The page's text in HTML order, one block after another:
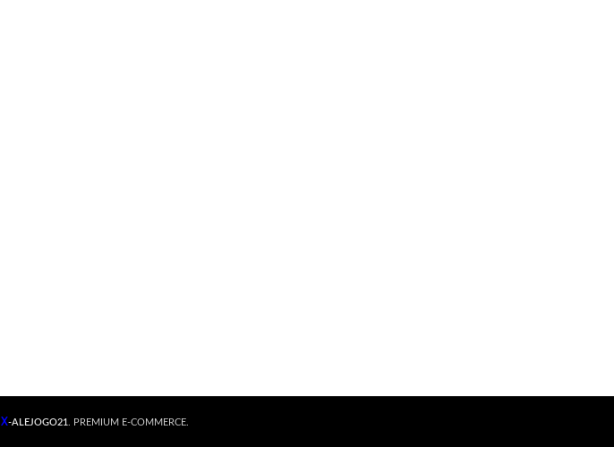
X-ALEJOGO21 . PREMIUM E-COMMERCE.